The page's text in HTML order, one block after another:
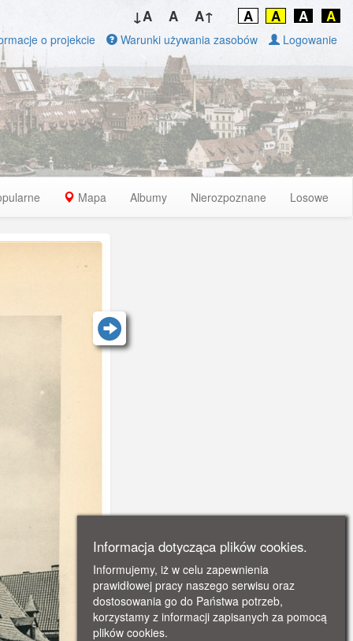
↓A A A↑ A A A A
o projekcie Warunki używania zasobów Logowanie
Mapa Albumy Nierozpoznane Losowe
Informacja dotycząca plików cookies.
Informujemy, iż w celu zapewnienia
prawidłowej pracy naszego serwisu oraz
dostosowania go do Państwa potrzeb,
korzystamy z informacji zapisanych za pomocą
plików cookies.